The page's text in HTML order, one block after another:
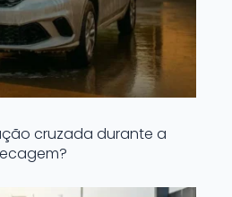
cruzada durante a